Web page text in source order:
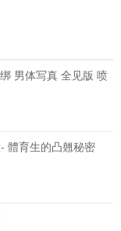
男体写真 全见版 喷
體育生的凸翹秘密